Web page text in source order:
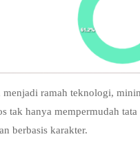
ramah teknologi,
tak hanya mempermudah
berbasis karakter.